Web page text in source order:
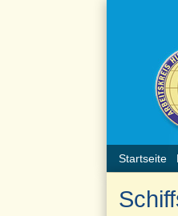
Startseite